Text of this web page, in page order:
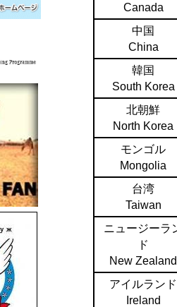
Canada
中国
China
韓国
South Korea
北朝鮮
North Korea
モンゴル
Mongolia
台湾
Taiwan
ニュージーラ
ド
New Zealand
アイルランド
Ireland